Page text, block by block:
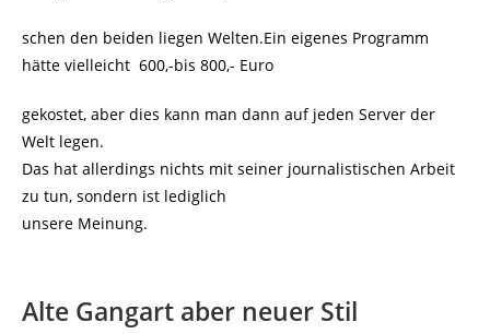
schen den beiden liegen Welten.Ein eigenes Programm
hätte vielleicht 600,-bis 800,- Euro
gekostet, aber dies kann man dann auf jeden Server der
Welt legen.
Das hat allerdings nichts mit seiner journalistischen Arbeit
zu tun, sondern ist lediglich
unsere Meinung.
Alte Gangart aber neuer Stil